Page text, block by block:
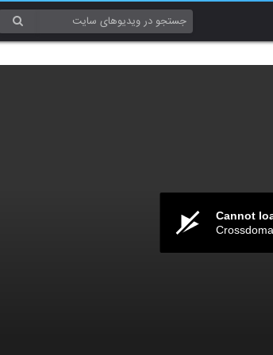
Cannot